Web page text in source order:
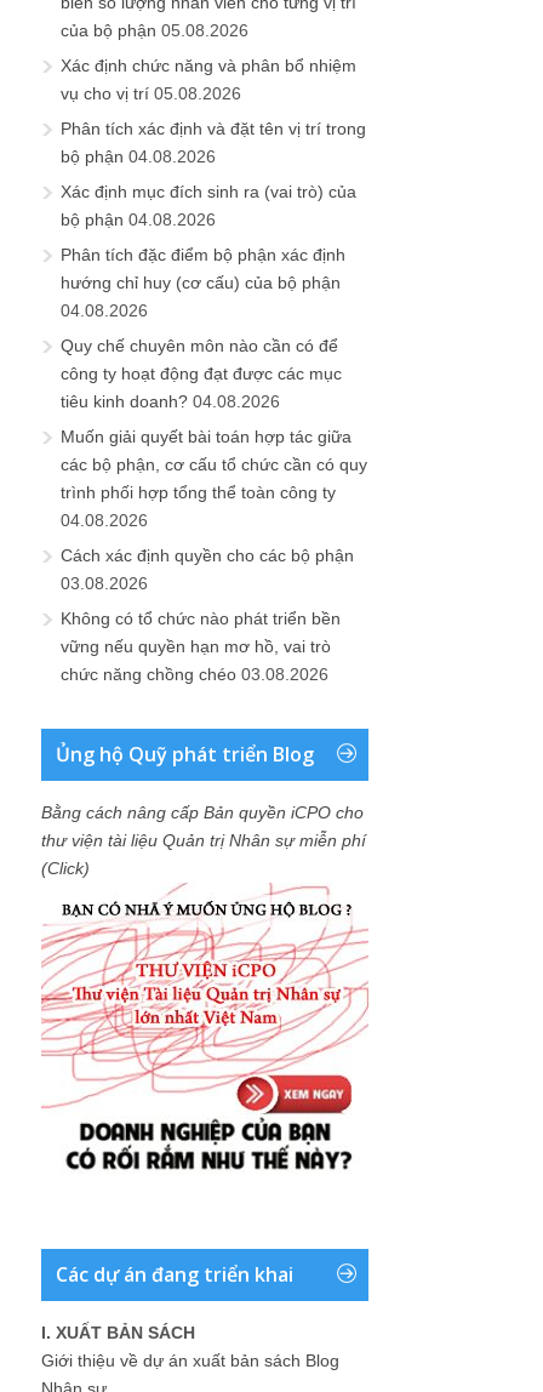
của bộ phận 05.08.2026
Xác định chức năng và phân bổ nhiệm
vụ cho vị trí 05.08.2026
Phân tích xác định và đặt tên vị trí trong
bộ phận 04.08.2026
Xác định mục đích sinh ra (vai trò) của
bộ phận 04.08.2026
Phân tích đặc điểm bộ phận xác định
hướng chỉ huy (cơ cấu) của bộ phận
04.08.2026
Quy chế chuyên môn nào cần có để
công ty hoạt động đạt được các mục
tiêu kinh doanh? 04.08.2026
Muốn giải quyết bài toán hợp tác giữa
các bộ phận, cơ cấu tổ chức cần có quy
trình phối hợp tổng thể toàn công ty
04.08.2026
Cách xác định quyền cho các bộ phận
03.08.2026
Không có tổ chức nào phát triển bền
vững nếu quyền hạn mơ hồ, vai trò
chức năng chồng chéo 03.08.2026
Ủng hộ Quỹ phát triển Blog
Bằng cách nâng cấp Bản quyền iCPO cho
thư viện tài liệu Quản trị Nhân sự miễn phí
(Click)
Các dự án đang triển khai
I. XUẤT BẢN SÁCH
Giới thiệu về dự án xuất bản sách Blog
Nhân sự